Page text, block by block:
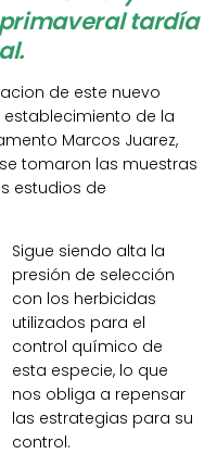
tardía
de este nuevo
establecimiento de la
Marcos Juarez,
tomaron las muestras
estudios de
Sigue siendo alta la
presión de selección
con los herbicidas
utilizados para el
control químico de
esta especie, lo que
nos obliga a repensar
las estrategias para su
control.